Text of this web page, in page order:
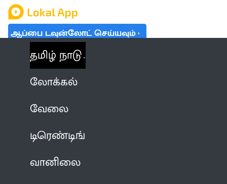
ஆப்பை டவுன்லோட் செய்யவும்
தமிழ் நாடு
லோக்கல்
வேலை
டிரெண்டிங்
வானிலை